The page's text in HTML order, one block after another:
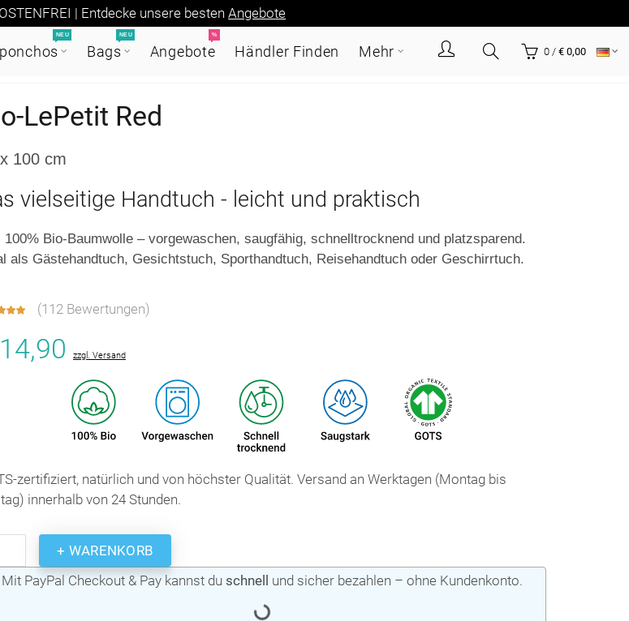
| Entdecke unsere bestenAngebote
NEU
Bags
NEU
Angebote
%
Händler Finden Mehr 0 / € 0,00
LePetit Red
100 cm
vielseitige Handtuch - leicht und praktisch
100% Bio-Baumwolle – vorgewaschen, saugfähig, schnelltrocknend und platzsparend.
als Gästehandtuch, Gesichtstuch, Sporthandtuch, Reisehandtuch oder Geschirrtuch.
(112 Bewertungen)
zzgl. Versand
zertifiziert, natürlich und von höchster Qualität. Versand an Werktagen (Montag bis
innerhalb von 24 Stunden.
+ WARENKORB
Mit PayPal Checkout & Pay kannst du schnell und sicher bezahlen – ohne Kundenkonto.